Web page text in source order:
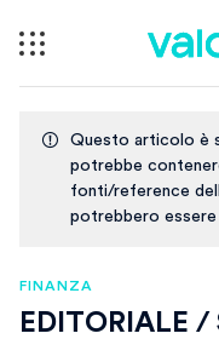
Questo articolo è
potrebbe
fonti/reference
potrebbero
FINANZA
EDITORIALE